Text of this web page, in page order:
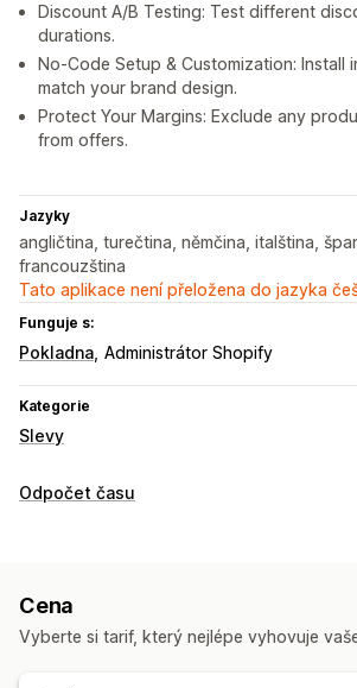
Discount A/B Testing: Test different
durations.
No-Code Setup & Customization: Install
match your brand design.
Protect Your Margins: Exclude any
from offers.
Jazyky
angličtina, turečtina, němčina, italština,
francouzština
Tato aplikace není přeložena do jazyka
Funguje s:
Pokladna Administrátor Shopify
Kategorie
Slevy
Typy slev
Slevy na pokladně
Časově omezené nabídky Nástroje pro
Odpočet času
Oznamovací lišta
Automaticky otevíraná okna Animace
Cena
Vyberte si tarif, který nejlépe vyhovuje